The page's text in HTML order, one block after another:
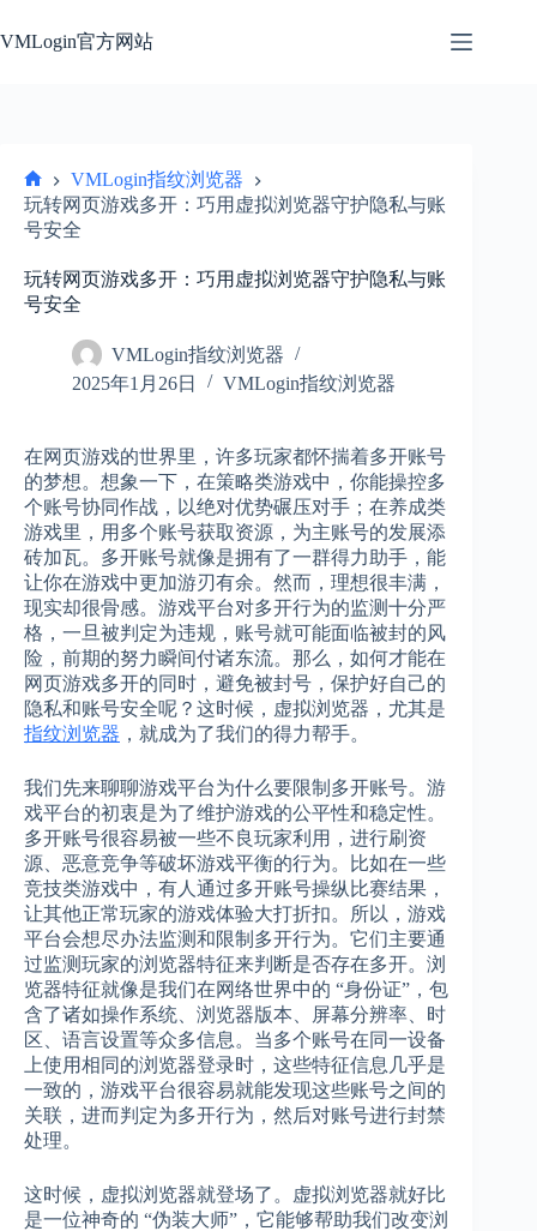
过
VMLogin官方网站
首
页
VMLogin指纹浏览器
玩转网页游戏多开：巧用虚拟浏览器守护隐私与账
号安全
玩转网页游戏多开：巧用虚拟浏览器守护隐私与账
号安全
VMLogin指纹浏览器
2025年1月26日
VMLogin指纹浏览器
在网页游戏的世界里，许多玩家都怀揣着多开账号
的梦想。想象一下，在策略类游戏中，你能操控多
个账号协同作战，以绝对优势碾压对手；在养成类
游戏里，用多个账号获取资源，为主账号的发展添
砖加瓦。多开账号就像是拥有了一群得力助手，能
让你在游戏中更加游刃有余。然而，理想很丰满，
现实却很骨感。游戏平台对多开行为的监测十分严
格，一旦被判定为违规，账号就可能面临被封的风
险，前期的努力瞬间付诸东流。那么，如何才能在
网页游戏多开的同时，避免被封号，保护好自己的
隐私和账号安全呢？这时候，虚拟浏览器，尤其是
指纹浏览器 ，就成为了我们的得力帮手。
我们先来聊聊游戏平台为什么要限制多开账号。游
戏平台的初衷是为了维护游戏的公平性和稳定性。
多开账号很容易被一些不良玩家利用，进行刷资
源、恶意竞争等破坏游戏平衡的行为。比如在一些
竞技类游戏中，有人通过多开账号操纵比赛结果，
让其他正常玩家的游戏体验大打折扣。所以，游戏
平台会想尽办法监测和限制多开行为。它们主要通
过监测玩家的浏览器特征来判断是否存在多开。浏
览器特征就像是我们在网络世界中的 “身份证”，包
含了诸如操作系统、浏览器版本、屏幕分辨率、时
区、语言设置等众多信息。当多个账号在同一设备
上使用相同的浏览器登录时，这些特征信息几乎是
一致的，游戏平台很容易就能发现这些账号之间的
关联，进而判定为多开行为，然后对账号进行封禁
处理。
这时候，虚拟浏览器就登场了。虚拟浏览器就好比
是一位神奇的 “伪装大师”，它能够帮助我们改变浏